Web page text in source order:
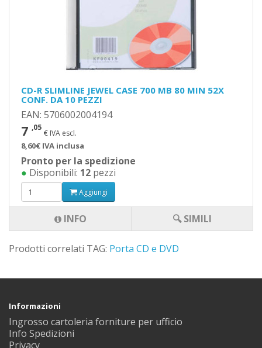
CD-R SLIMLINE JEWEL CASE 700 MB 80 MIN 52X
CONF. DA 10 PEZZI
EAN: 5706002004194
7 ,05
€ IVA escl.
8,60€ IVA inclusa
Pronto per la spedizione
● Disponibili: 12 pezzi
Aggiungi
INFO 🔍 SIMILI
Prodotti correlati TAG: Porta CD e DVD
Informazioni
Ingrosso cartoleria forniture per ufficio
Info Spedizioni
Privacy